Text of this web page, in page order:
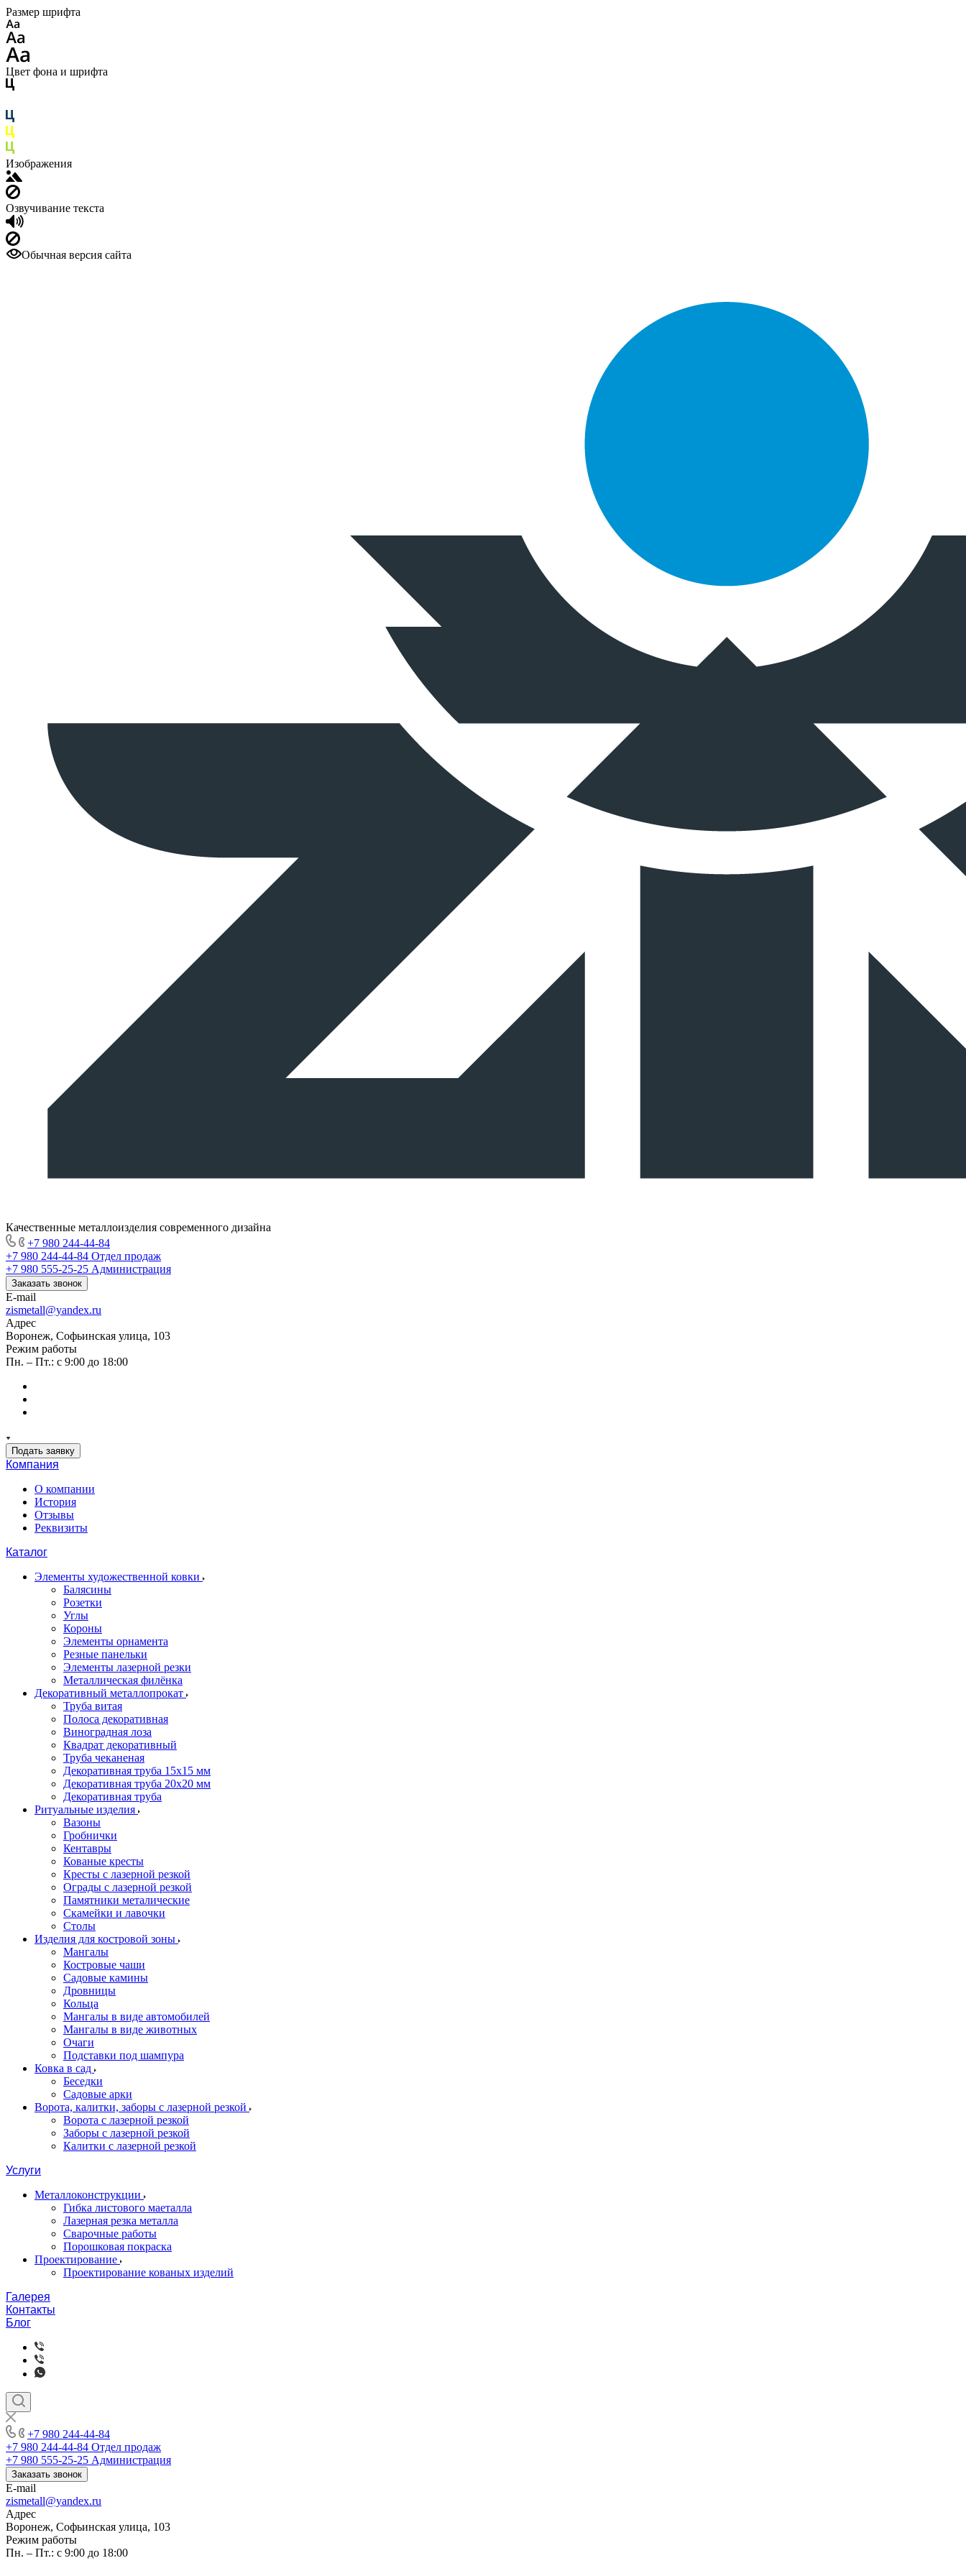
Размер шрифта
Цвет фона и шрифта
Изображения
Озвучивание текста
Обычная версия сайта
Качественные металлоизделия современного дизайна
+7 980 244-44-84
+7 980 244-44-84 Отдел продаж
+7 980 555-25-25 Администрация
Заказать звонок
E-mail
zismetall@yandex.ru
Адрес
Воронеж, Софьинская улица, 103
Режим работы
Пн. – Пт.: с 9:00 до 18:00
Подать заявку
Компания
О компании
История
Отзывы
Реквизиты
Каталог
Элементы художественной ковки
Балясины
Розетки
Углы
Короны
Элементы орнамента
Резные панельки
Элементы лазерной резки
Металлическая филёнка
Декоративный металлопрокат
Труба витая
Полоса декоративная
Виноградная лоза
Квадрат декоративный
Труба чеканеная
Декоративная труба 15х15 мм
Декоративная труба 20х20 мм
Декоративная труба
Ритуальные изделия
Вазоны
Гробнички
Кентавры
Кованые кресты
Кресты с лазерной резкой
Ограды с лазерной резкой
Памятники металические
Скамейки и лавочки
Столы
Изделия для костровой зоны
Мангалы
Костровые чаши
Садовые камины
Дровницы
Кольца
Мангалы в виде автомобилей
Мангалы в виде животных
Очаги
Подставки под шампура
Ковка в сад
Беседки
Садовые арки
Ворота, калитки, заборы с лазерной резкой
Ворота с лазерной резкой
Заборы с лазерной резкой
Калитки с лазерной резкой
Услуги
Металлоконструкции
Гибка листового маеталла
Лазерная резка металла
Сварочные работы
Порошковая покраска
Проектирование
Проектирование кованых изделий
Галерея
Контакты
Блог
+7 980 244-44-84
+7 980 244-44-84 Отдел продаж
+7 980 555-25-25 Администрация
Заказать звонок
E-mail
zismetall@yandex.ru
Адрес
Воронеж, Софьинская улица, 103
Режим работы
Пн. – Пт.: с 9:00 до 18:00